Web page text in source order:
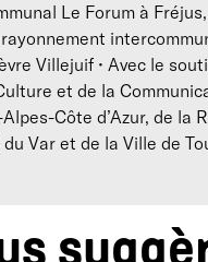
d’économétrie,
de Danse
Chorégraphique
à la création du Festin
Claude Brumachon. Il
De retour en France
Martha Rodezno. En
Le Forum à Fréjus,
Villejuif • Avec le
et de la
Côte d’Azur, de la
Var et de la Ville de